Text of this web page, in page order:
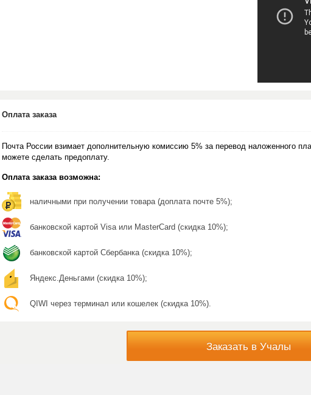
Оплата заказа
Почта России взимает дополнительную комиссию 5% за перевод наложенного
можете сделать предоплату.
Оплата заказа возможна:
наличными при получении товара (доплата почте 5%);
банковской картой Visa или MasterCard (скидка 10%);
банковской картой Сбербанка (скидка 10%);
Яндекс.Деньгами (скидка 10%);
QIWI через терминал или кошелек (скидка 10%).
Заказать в Учалы